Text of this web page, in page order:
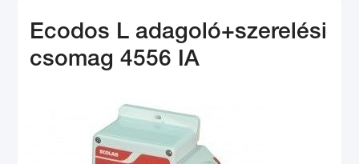
Ecodos L adagoló+szerelési
csomag 4556 IA